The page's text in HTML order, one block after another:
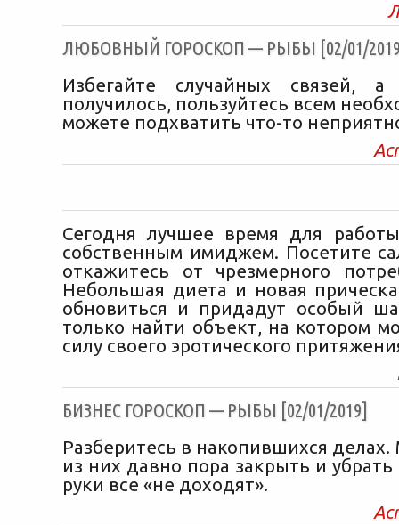
ЛЮБОВНЫЙ ГОРОСКОП — РЫБЫ [02/01/
Избегайте случайных связей,
получилось, пользуйтесь всем
можете подхватить что-то
Сегодня лучшее время для
собственным имиджем. Посетите
откажитесь от чрезмерного
Небольшая диета и новая
обновиться и придадут особый
только найти объект, на котором
силу своего эротического
БИЗНЕС ГОРОСКОП — РЫБЫ [02/01/2019]
Разберитесь в накопившихся
из них давно пора закрыть и убрать
руки все «не доходят».